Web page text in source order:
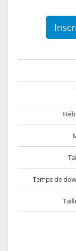
Temps de